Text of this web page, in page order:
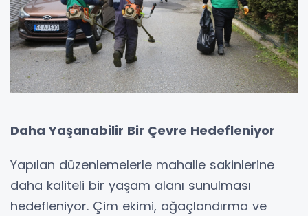
Daha Yaşanabilir Bir Çevre Hedefleniyor
Yapılan düzenlemelerle mahalle sakinlerine
daha kaliteli bir yaşam alanı sunulması
hedefleniyor. Çim ekimi, ağaçlandırma ve